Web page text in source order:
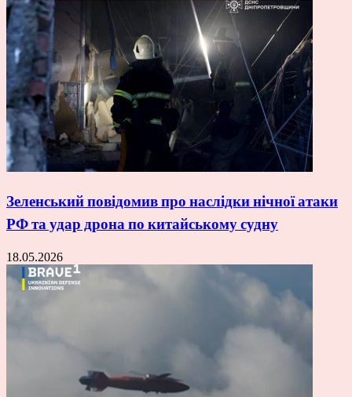
Зеленський повідомив про наслідки нічної атаки
РФ та удар дрона по китайському судну
18.05.2026